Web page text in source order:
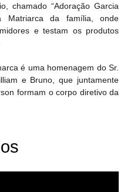
chamado “Adoração Garcia
Matriarca da família, onde
e testam os produtos
é uma homenagem do Sr.
e Bruno, que juntamente
formam o corpo diretivo da